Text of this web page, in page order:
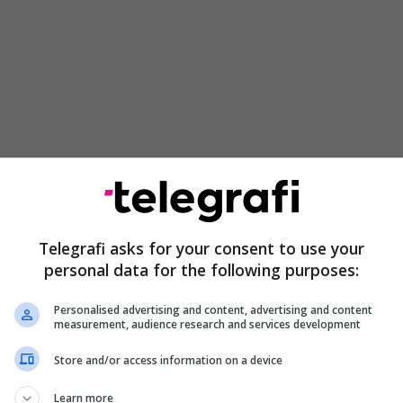
në jetën shqiptare në dekadën e fundit të
e letërsisë sonë po ngjitej plejada e Faik
Luigj Gurakuqit, Gjergj Fishtës me shokë. Ishte ky
veprimtarësh atdhetarë, që duke mos e ndarë
duke u njohur atyre rolin militant në kauzën e
dhe punoi për një emancipim të gjithanshëm
Telegrafi asks for your consent to use your
personal data for the following purposes:
Personalised advertising and content, advertising and content
measurement, audience research and services development
Store and/or access information on a device
Learn more